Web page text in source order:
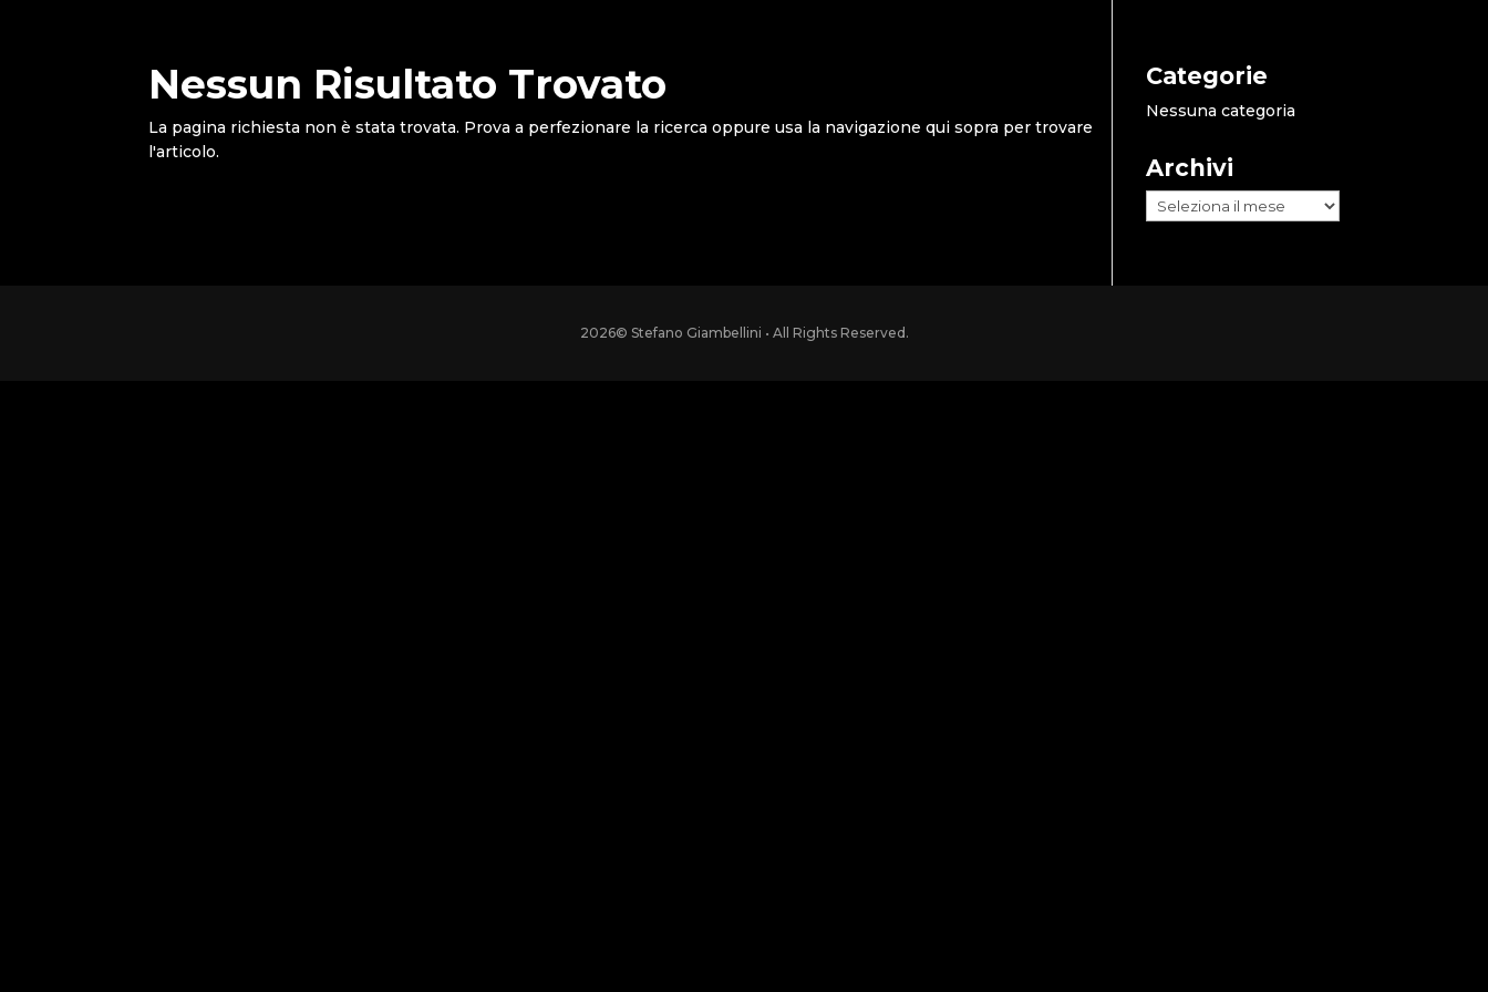
Nessun Risultato Trovato
La pagina richiesta non è stata trovata. Prova a perfezionare la ricerca oppure usa la navigazione qui sopra per trovare
l'articolo.
Categorie
Nessuna categoria
Archivi
Archivi
2026© Stefano Giambellini • All Rights Reserved.